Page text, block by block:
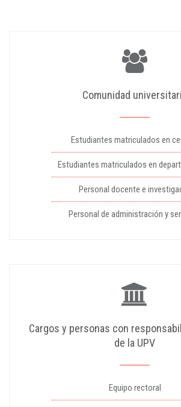
Comunidad
Estudiantes matriculados en
Estudiantes matriculados en
Personal docente e
Personal de administración y
Cargos y personas con
de la UPV
Equipo rectoral